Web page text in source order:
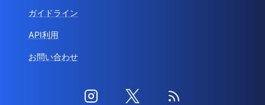
ガイドライン
API利用
お問い合わせ